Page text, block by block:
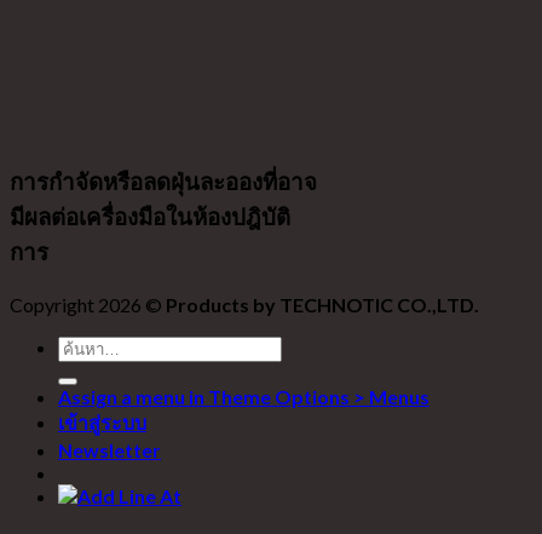
การกำจัดหรือลดฝุ่นละอองที่อาจ
มีผลต่อเครื่องมือในห้องปฎิบัติ
การ
Copyright 2026 © Products by TECHNOTIC CO.,LTD.
ค้นหา:
Assign a menu in Theme Options > Menus
เข้าสู่ระบบ
Newsletter